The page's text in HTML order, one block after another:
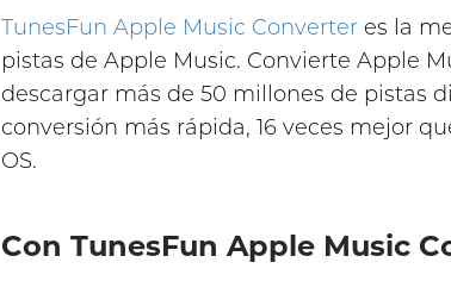
TunesFun Apple Music Converter es la
pistas de Apple Music. Convierte Apple
descargar más de 50 millones de pistas
conversión más rápida, 16 veces mejor
OS.
Con TunesFun Apple Music